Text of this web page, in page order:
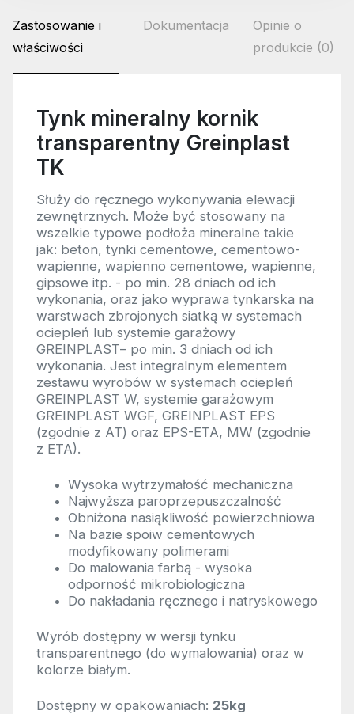
Zastosowanie i
właściwości
Dokumentacja
Opinie o
produkcie (0)
Tynk mineralny kornik
transparentny Greinplast
TK
Służy do ręcznego wykonywania elewacji
zewnętrznych. Może być stosowany na
wszelkie typowe podłoża mineralne takie
jak: beton, tynki cementowe, cementowo-
wapienne, wapienno cementowe, wapienne,
gipsowe itp. - po min. 28 dniach od ich
wykonania, oraz jako wyprawa tynkarska na
warstwach zbrojonych siatką w systemach
ociepleń lub systemie garażowy
GREINPLAST– po min. 3 dniach od ich
wykonania. Jest integralnym elementem
zestawu wyrobów w systemach ociepleń
GREINPLAST W, systemie garażowym
GREINPLAST WGF, GREINPLAST EPS
(zgodnie z AT) oraz EPS-ETA, MW (zgodnie
z ETA).
Wysoka wytrzymałość mechaniczna
Najwyższa paroprzepuszczalność
Obniżona nasiąkliwość powierzchniowa
Na bazie spoiw cementowych
modyfikowany polimerami
Do malowania farbą - wysoka
odporność mikrobiologiczna
Do nakładania ręcznego i natryskowego
Wyrób dostępny w wersji tynku
transparentnego (do wymalowania) oraz w
kolorze białym.
Dostępny w opakowaniach: 25kg